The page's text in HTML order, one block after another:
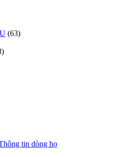
(63)
tin dòng họ